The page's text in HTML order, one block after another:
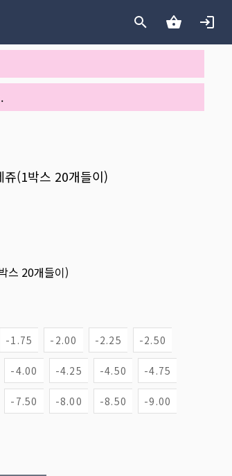
쥬(1박스 20개들이)
스 20개들이)
-1.75 -2.00 -2.25 -2.50
-4.00 -4.25 -4.50 -4.75
-7.50 -8.00 -8.50 -9.00